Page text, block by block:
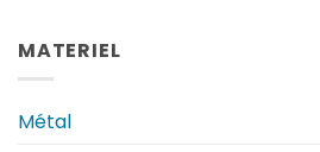
MATERIEL
Métal